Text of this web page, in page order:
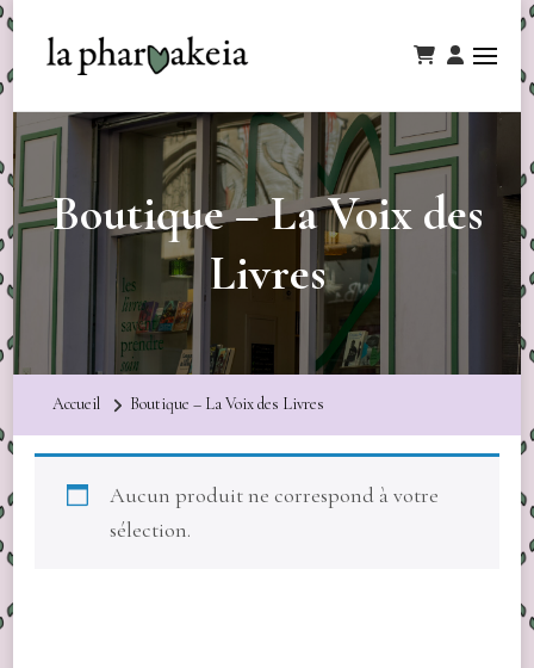
Boutique – La Voix des
Livres
Accueil Boutique – La Voix des Livres
Aucun produit ne correspond à votre
sélection.